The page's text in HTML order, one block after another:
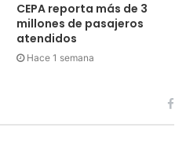
CEPA reporta más de 3
millones de pasajeros
atendidos
Hace 1 semana